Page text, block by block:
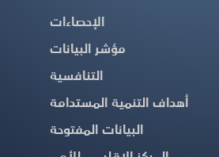
الإحصاءات
مؤشر البيانات
التنافسية
أهداف التنمية المستدامة
البيانات المفتوحة